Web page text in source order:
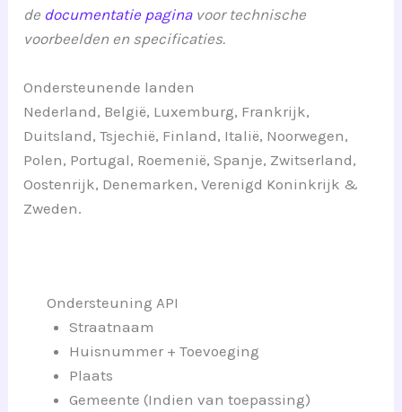
de documentatie paginavoor technische
voorbeelden en specificaties.
Ondersteunende landen
Nederland, België, Luxemburg, Frankrijk,
Duitsland, Tsjechië, Finland, Italië, Noorwegen,
Polen, Portugal, Roemenië, Spanje, Zwitserland,
Oostenrijk, Denemarken, Verenigd Koninkrijk &
Zweden.
Ondersteuning API
Straatnaam
Huisnummer + Toevoeging
Plaats
Gemeente (Indien van toepassing)